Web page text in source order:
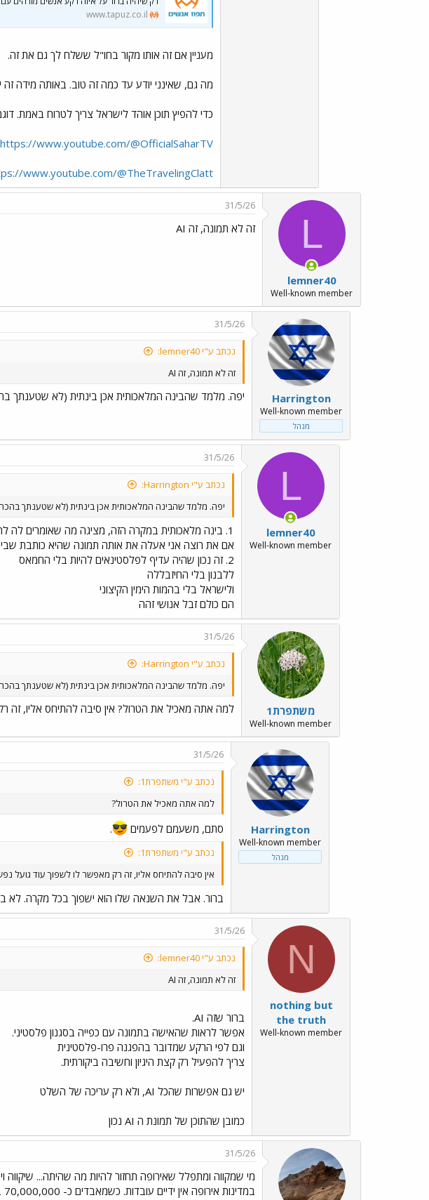
www.tapuz.co.il
מעניין אם זה אותו מקור בחו"ל ששלח לך גם את זה.
מה גם, שאינני יודע עד כמה זה טוב. באותה מידה
כדי להפיץ תוכן אוהד לישראל צריך לטרוח באמת.
https://www.youtube.com/@OfficialSaharTV
www.youtube.com/@TheTravelingClatt
L
lemner40
Well-known member
31/5/26
זה לא תמונה, זה AI
Harrington
Well-known member
מנהל
31/5/26
נכתב ע"י lemner40:
זה לא תמונה, זה AI
יפה. מלמד שהבינה המלאכותית אכן בינתית (לא שטענתך
L
lemner40
Well-known member
31/5/26
נכתב ע"י Harrington:
יפה. מלמד שהבינה המלאכותית אכן בינתית (לא שטענתך
1. בינה מלאכותית במקרה הזה, מציגה מה שאומרים לה להראות
אם את רוצה אני אעלה את אותה תמונה שהיא כותבת
2. זה נכון שהיה עדיף לפלסטינאים להיות בלי החמאס
ללבנון בלי החיזבללה
ולישראל בלי בהמות הימין הקיצוני
הם כולם זבל אנושי זהה
משתפרת1
Well-known member
31/5/26
נכתב ע"י Harrington:
יפה. מלמד שהבינה המלאכותית אכן בינתית (לא שטענתך
למה אתה מאכיל את הטרול? אין סיבה להתיחס אליו, זה
Harrington
Well-known member
מנהל
31/5/26
נכתב ע"י משתפרת1:
למה אתה מאכיל את הטרול?
סתם, משעמם לפעמים .
נכתב ע"י משתפרת1:
אין סיבה להתיחס אליו, זה רק מאפשר לו לשפוך עוד גועל
ברור. אבל את השנאה שלו הוא ישפוך בכל מקרה. לא
N
nothing but
the truth
Well-known member
31/5/26
נכתב ע"י lemner40:
זה לא תמונה, זה AI
ברור שזה AI.
אפשר לראות שהאישה בתמונה עם כפייה בסגנון פלסטיני.
וגם לפי הרקע שמדובר בהפגנה פרו-פלסטינית
צריך להפעיל רק קצת היגיון וחשיבה ביקורתית.
יש גם אפשרות שהכל AI, ולא רק עריכה של השלט
כמובן שהתוכן של תמונת ה AI נכון
31/5/26
מי שמקווה ומתפלל שאירופה תחזור להיות מה שהיתה...